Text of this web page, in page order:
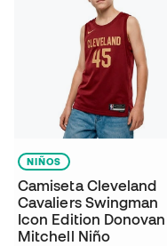
NIÑOS
Camiseta Cleveland
Cavaliers Swingman
Icon Edition Donovan
Mitchell Niño